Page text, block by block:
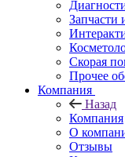
Запчасти
Скорая
Прочее
Компания
Назад
Компания
О
Отзывы